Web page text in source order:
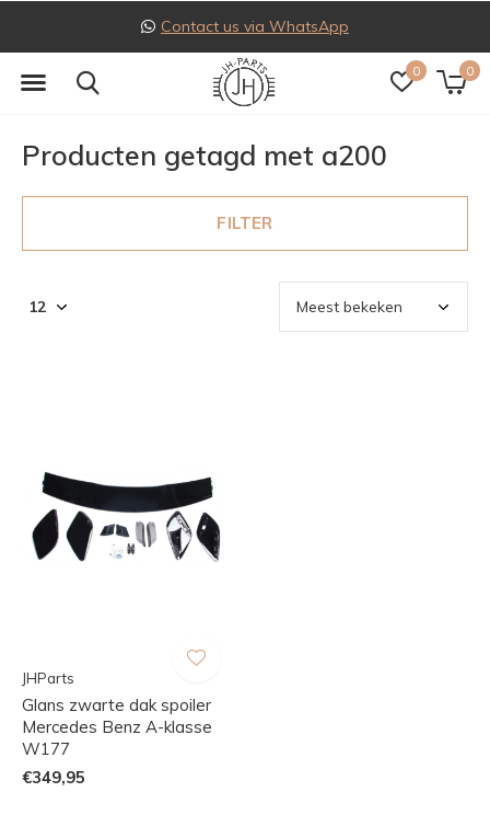
0 0
Contact us via WhatsApp
Producten getagd met a200
FILTER
JHParts
Glans zwarte dak spoiler
Mercedes Benz A-klasse
W177
€349,95